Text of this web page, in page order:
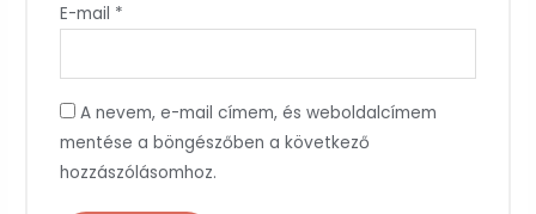
E-mail *
A nevem, e-mail címem, és weboldalcímem
mentése a böngészőben a következő
hozzászólásomhoz.